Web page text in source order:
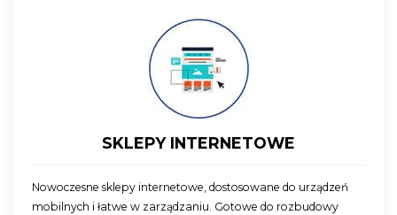
SKLEPY INTERNETOWE
Nowoczesne sklepy internetowe, dostosowane do urządzeń
mobilnych i łatwe w zarządzaniu. Gotowe do rozbudowy